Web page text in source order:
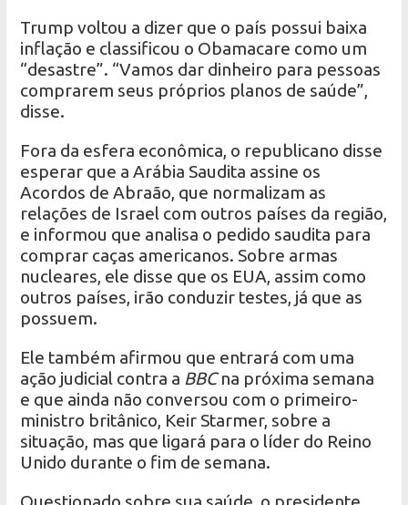
Trump voltou a dizer que o país possui baixa
inflação e classificou o Obamacare como um
“desastre”. “Vamos dar dinheiro para pessoas
comprarem seus próprios planos de saúde”,
disse.
Fora da esfera econômica, o republicano disse
esperar que a Arábia Saudita assine os
Acordos de Abraão, que normalizam as
relações de Israel com outros países da região,
e informou que analisa o pedido saudita para
comprar caças americanos. Sobre armas
nucleares, ele disse que os EUA, assim como
outros países, irão conduzir testes, já que as
possuem.
Ele também afirmou que entrará com uma
ação judicial contra a BBCna próxima semana
e que ainda não conversou com o primeiro-
ministro britânico, Keir Starmer, sobre a
situação, mas que ligará para o líder do Reino
Unido durante o fim de semana.